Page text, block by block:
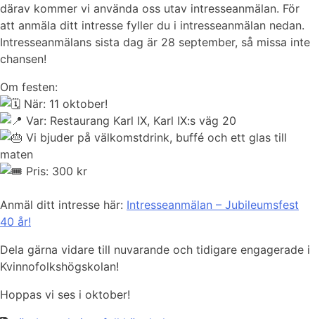
därav kommer vi använda oss utav intresseanmälan. För
att anmäla ditt intresse fyller du i intresseanmälan nedan.
Intresseanmälans sista dag är 28 september, så missa inte
chansen!
Om festen:
När: 11 oktober!
Var: Restaurang Karl IX, Karl IX:s väg 20
Vi bjuder på välkomstdrink, buffé och ett glas till
maten
Pris: 300 kr
Anmäl ditt intresse här: Intresseanmälan – Jubileumsfest
40 år!
Dela gärna vidare till nuvarande och tidigare engagerade i
Kvinnofolkshögskolan!
Hoppas vi ses i oktober!